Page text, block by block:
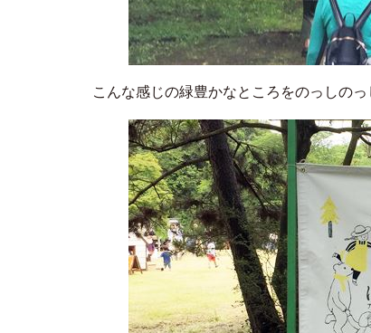
こんな感じの緑豊かなところをのっしのっ